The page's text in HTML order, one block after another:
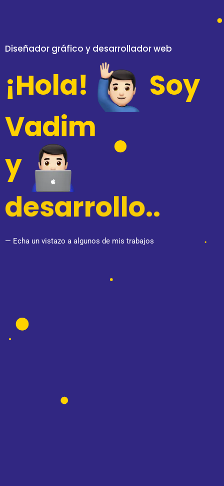
Diseñador gráfico y desarrollador web
¡Hola!
Soy
Vadim
y
desarrollo..
— Echa un vistazo a algunos de mis trabajos